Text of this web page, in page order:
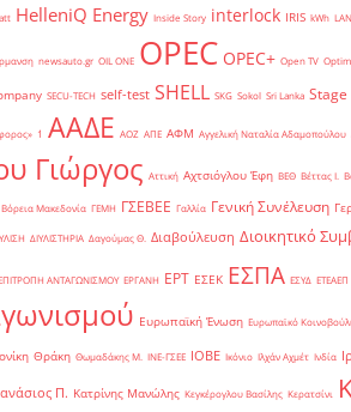
HelleniQ Energy Inside Story interlock IRIS kWh
newsauto.gr OIL ONE OPEC OPEC+ Open TV
SECU-TECH self-test SHELL SKG Sokol Sri Lanka Stage
΄1 ΑΑΔΕ ΑΟΖ ΑΠΕ ΑΦΜ Αγγελική Ναταλία Αδαμοπούλου
Γιώργος Αττική Αχτσιόγλου Έφη ΒΕΘ Βέττας Ι.
Βόρεια Μακεδονία ΓΕΜΗ ΓΣΕΒΕΕ Γαλλία Γενική Συνέλευση
ΔΙΥΛΙΣΤΗΡΙΑ Δαγούμας Θ. Διαβούλευση Διοικητικό
ΑΝΤΑΓΩΝΙΣΜΟΥ ΕΡΓΑΝΗ ΕΡΤ ΕΣΕΚ ΕΣΠΑ ΕΣΥΔ ΕΤΕΑΕΠ
Ευρωπαϊκή Ένωση Ευρωπαϊκό
Θράκη Θωμαδάκης Μ. ΙΝΕ-ΓΣΕΕ ΙΟΒΕ Ικόνιο Ιλχάν Αχμέτ Ινδία
Π. Κατρίνης Μανώλης Κεγκέρογλου Βασίλης Κερατσίνι